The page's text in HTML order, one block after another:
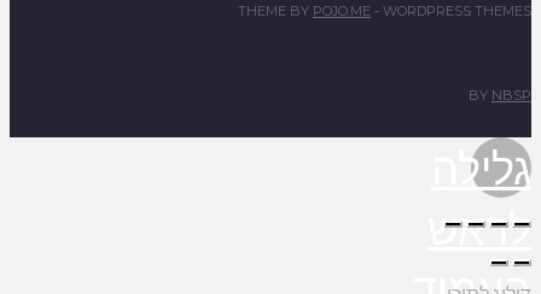
THEME BY POJO.ME - WORDPRESS THEMES
BY NBSP
גלילה
לראש